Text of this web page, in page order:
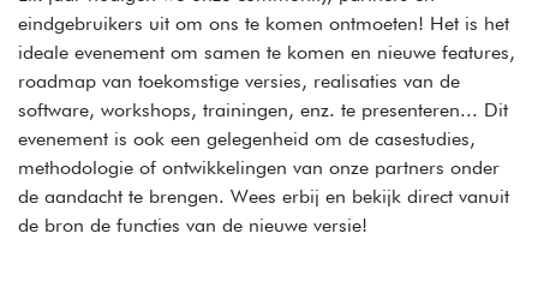
eindgebruikers uit om ons te komen ontmoeten! Het is het
ideale evenement om samen te komen en nieuwe features,
roadmap van toekomstige versies, realisaties van de
software, workshops, trainingen, enz. te presenteren... Dit
evenement is ook een gelegenheid om de casestudies,
methodologie of ontwikkelingen van onze partners onder
de aandacht te brengen. Wees erbij en bekijk direct vanuit
de bron de functies van de nieuwe versie!